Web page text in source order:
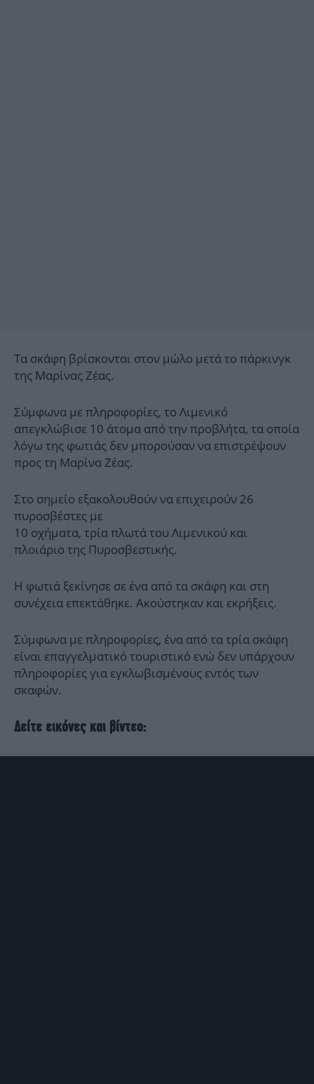
Τα σκάφη βρίσκονται στον μώλο μετά το πάρκινγκ
της Μαρίνας Ζέας.
Σύμφωνα με πληροφορίες, το Λιμενικό
απεγκλώβισε 10 άτομα από την προβλήτα, τα οποία
λόγω της φωτιάς δεν μπορούσαν να επιστρέψουν
προς τη Μαρίνα Ζέας.
Στο σημείο εξακολουθούν να επιχειρούν 26
πυροσβέστες με
10 οχήματα, τρία πλωτά του Λιμενικού και
πλοιάριο της Πυροσβεστικής.
Η φωτιά ξεκίνησε σε ένα από τα σκάφη και στη
συνέχεια επεκτάθηκε. Ακούστηκαν και εκρήξεις.
Σύμφωνα με πληροφορίες, ένα από τα τρία σκάφη
είναι επαγγελματικό τουριστικό ενώ δεν υπάρχουν
πληροφορίες για εγκλωβισμένους εντός των
σκαφών.
Δείτε εικόνες και βίντεο: